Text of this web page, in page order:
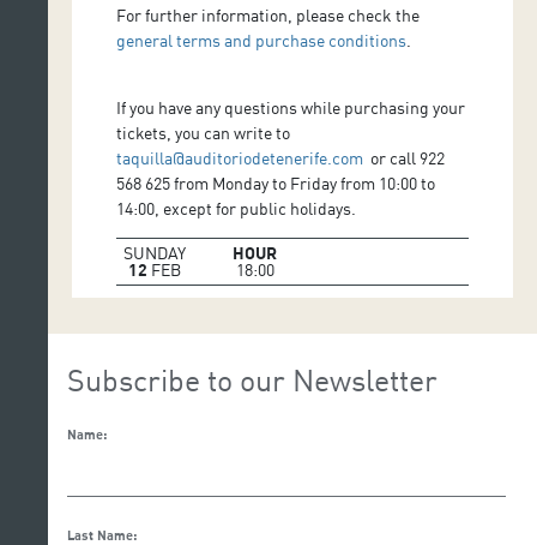
For further information, please check the
general terms and purchase conditions
If you have any questions while purchasing your
tickets, you can write to
taquilla@auditoriodetenerife.com or call 922
568 625 from Monday to Friday from 10:00 to
14:00, except for public holidays.
SUNDAY
12 FEB
HOUR
18:00
Subscribe to our Newsletter
Name:
Last Name: